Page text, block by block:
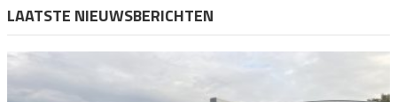
LAATSTE NIEUWSBERICHTEN